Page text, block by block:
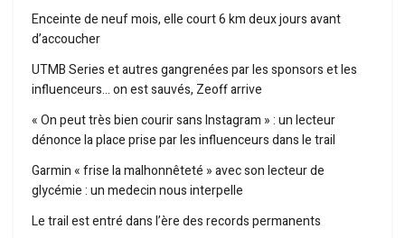
Enceinte de neuf mois, elle court 6 km deux jours avant
d’accoucher
UTMB Series et autres gangrenées par les sponsors et les
influenceurs… on est sauvés, Zeoff arrive
« On peut très bien courir sans Instagram » : un lecteur
dénonce la place prise par les influenceurs dans le trail
Garmin « frise la malhonnêteté » avec son lecteur de
glycémie : un medecin nous interpelle
Le trail est entré dans l’ère des records permanents